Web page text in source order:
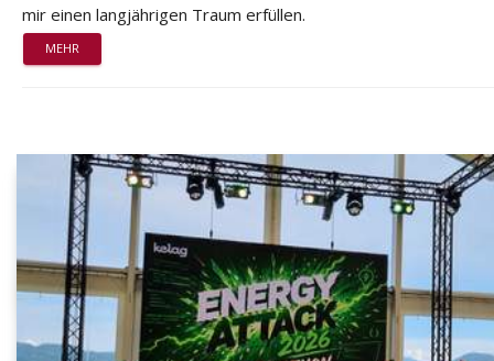
mir einen langjährigen Traum erfüllen.
MEHR